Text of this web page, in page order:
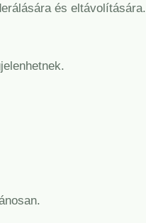
és eltávolítására.